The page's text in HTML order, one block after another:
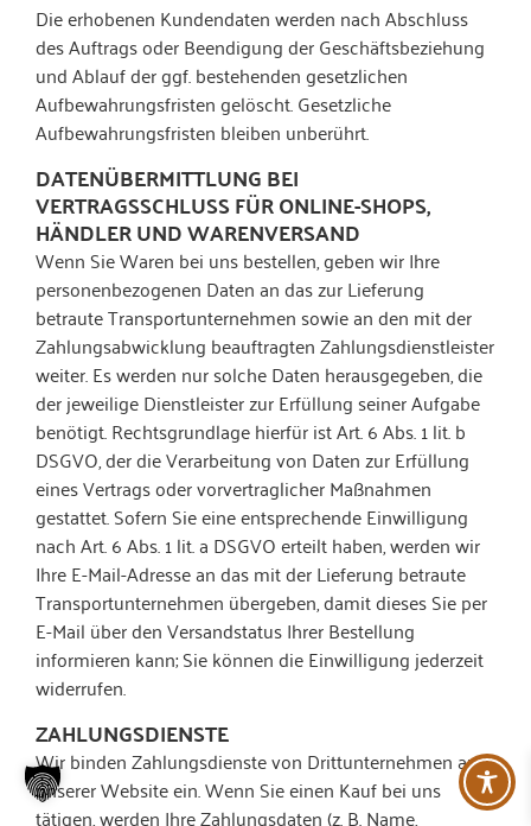
Die erhobenen Kundendaten werden nach Abschluss
des Auftrags oder Beendigung der Geschäftsbeziehung
und Ablauf der ggf. bestehenden gesetzlichen
Aufbewahrungsfristen gelöscht. Gesetzliche
Aufbewahrungsfristen bleiben unberührt.
DATEN­ÜBERMITTLUNG BEI
VERTRAGSSCHLUSS FÜR ONLINE-SHOPS,
HÄNDLER UND WARENVERSAND
Wenn Sie Waren bei uns bestellen, geben wir Ihre
personenbezogenen Daten an das zur Lieferung
betraute Transportunternehmen sowie an den mit der
Zahlungsabwicklung beauftragten Zahlungsdienstleister
weiter. Es werden nur solche Daten herausgegeben, die
der jeweilige Dienstleister zur Erfüllung seiner Aufgabe
benötigt. Rechtsgrundlage hierfür ist Art. 6 Abs. 1 lit. b
DSGVO, der die Verarbeitung von Daten zur Erfüllung
eines Vertrags oder vorvertraglicher Maßnahmen
gestattet. Sofern Sie eine entsprechende Einwilligung
nach Art. 6 Abs. 1 lit. a DSGVO erteilt haben, werden wir
Ihre E-Mail-Adresse an das mit der Lieferung betraute
Transportunternehmen übergeben, damit dieses Sie per
E-Mail über den Versandstatus Ihrer Bestellung
informieren kann; Sie können die Einwilligung jederzeit
widerrufen.
ZAHLUNGSDIENSTE
Wir binden Zahlungsdienste von Drittunternehmen auf
unserer Website ein. Wenn Sie einen Kauf bei uns
tätigen, werden Ihre Zahlungsdaten (z. B. Name,